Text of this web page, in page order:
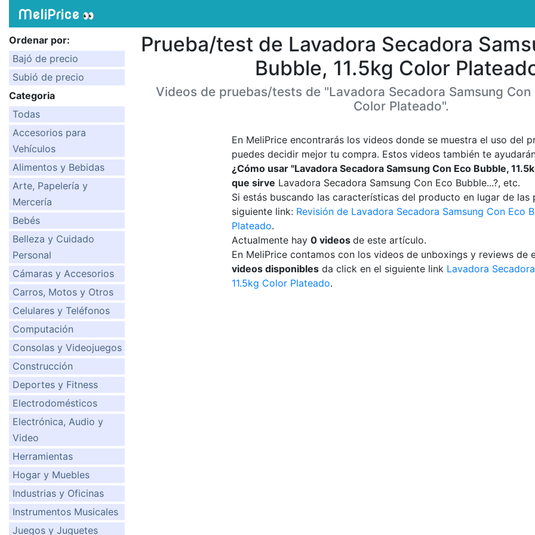
MeliPrice 👀
Ordenar por:
Bajó de precio
Subió de precio
Categoria
Todas
Accesorios para
Vehículos
Alimentos y Bebidas
Arte, Papelería y
Mercería
Bebés
Belleza y Cuidado
Personal
Cámaras y Accesorios
Carros, Motos y Otros
Celulares y Teléfonos
Computación
Consolas y Videojuegos
Construcción
Deportes y Fitness
Electrodomésticos
Electrónica, Audio y
Video
Herramientas
Hogar y Muebles
Industrias y Oficinas
Instrumentos Musicales
Juegos y Juguetes
Prueba/test de Lavadora Secadora
Bubble, 11.5kg Color
Videos de pruebas/tests de "Lavadora Secadora Samsung Con
Color Plateado".
En MeliPrice encontrarás los videos donde se muestra el uso del
puedes decidir mejor tu compra. Estos videos también te
¿Cómo usar "Lavadora Secadora Samsung Con Eco Bubble,
que sirve Lavadora Secadora Samsung Con Eco Bubble...?, etc.
Si estás buscando las características del producto en lugar de las
siguiente link: Revisión de Lavadora Secadora Samsung Con Eco
Plateado.
Actualmente hay0 videosde este artículo.
En MeliPrice contamos con los videos de unboxings y reviews de
videos disponibles da click en el siguiente link Lavadora
11.5kg Color Plateado.